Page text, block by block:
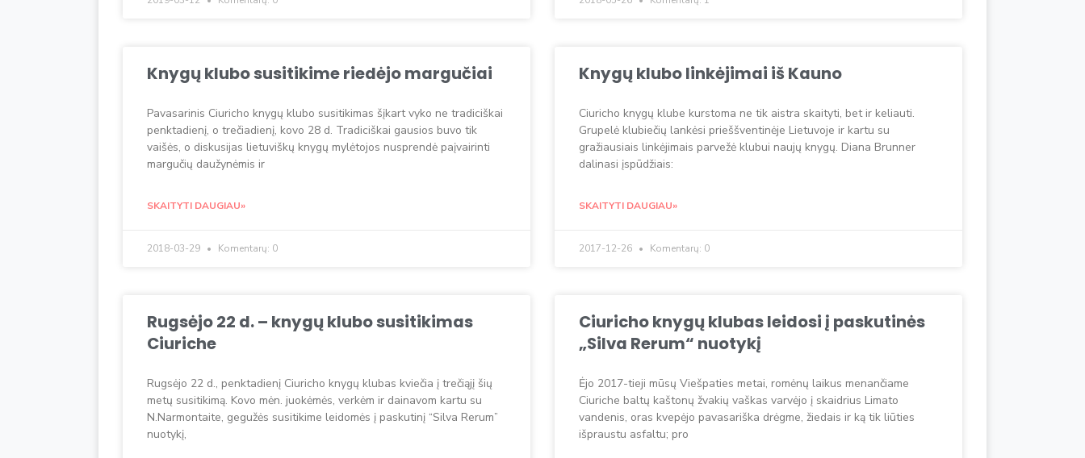
Knygų klubo susitikime riedėjo margučiai
Pavasarinis Ciuricho knygų klubo susitikimas šįkart vyko ne tradiciškai
penktadienį, o trečiadienį, kovo 28 d. Tradiciškai gausios buvo tik
vaišės, o diskusijas lietuviškų knygų mylėtojos nusprendė paįvairinti
margučių daužynėmis ir
SKAITYTI DAUGIAU»
2018-03-29 Komentarų: 0
Knygų klubo linkėjimai iš Kauno
Ciuricho knygų klube kurstoma ne tik aistra skaityti, bet ir keliauti.
Grupelė klubiečių lankėsi prieššventinėje Lietuvoje ir kartu su
gražiausiais linkėjimais parvežė klubui naujų knygų. Diana Brunner
dalinasi įspūdžiais:
SKAITYTI DAUGIAU»
2017-12-26 Komentarų: 0
Rugsėjo 22 d. – knygų klubo susitikimas
Ciuriche
Rugsėjo 22 d., penktadienį Ciuricho knygų klubas kviečia į trečiąjį šių
metų susitikimą. Kovo mėn. juokėmės, verkėm ir dainavom kartu su
N.Narmontaite, gegužės susitikime leidomės į paskutinį “Silva Rerum”
nuotykį,
Ciuricho knygų klubas leidosi į paskutinės
„Silva Rerum“ nuotykį
Ėjo 2017-tieji mūsų Viešpaties metai, romėnų laikus menančiame
Ciuriche baltų kaštonų žvakių vaškas varvėjo į skaidrius Limato
vandenis, oras kvepėjo pavasariška drėgme, žiedais ir ką tik liūties
išpraustu asfaltu; pro